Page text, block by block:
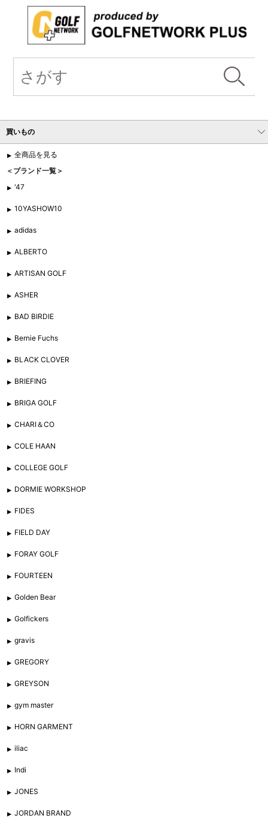
買いもの
全商品を見る
＜ブランド一覧＞
'47
10YASHOW10
adidas
ALBERTO
ARTISAN GOLF
ASHER
BAD BIRDIE
Bernie Fuchs
BLACK CLOVER
BRIEFING
BRIGA GOLF
CHARI＆CO
COLE HAAN
COLLEGE GOLF
DORMIE WORKSHOP
FIDES
FIELD DAY
FORAY GOLF
FOURTEEN
Golden Bear
Golfickers
gravis
GREGORY
GREYSON
gym master
HORN GARMENT
iliac
Indi
JONES
JORDAN BRAND